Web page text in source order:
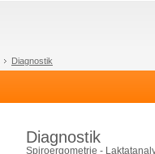
Diagnostik
Diagnostik
Spiroergometrie -